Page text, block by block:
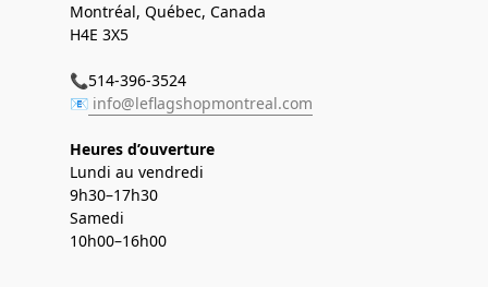
Montréal, Québec, Canada
H4E 3X5
📞514-396-3524
📧 info@leflagshopmontreal.com
Heures d’ouverture
Lundi au vendredi
9h30–17h30
Samedi
10h00–16h00